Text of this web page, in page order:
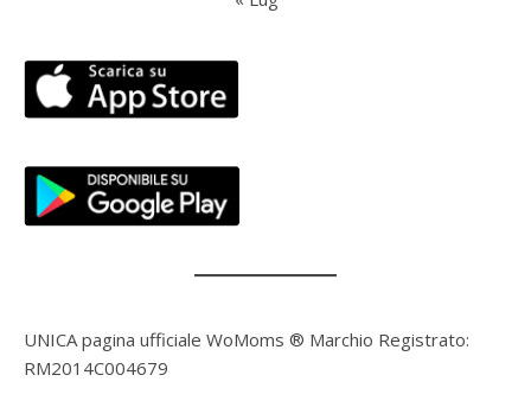
UNICA pagina ufficiale WoMoms ® Marchio Registrato:
RM2014C004679